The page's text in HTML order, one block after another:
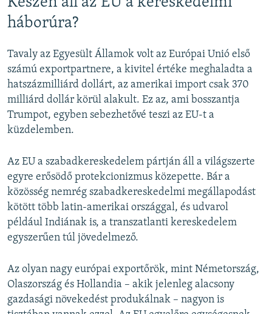
háborúra?
Tavaly az Egyesült Államok volt az Európai Unió első
számú exportpartnere, a kivitel értéke meghaladta a
hatszázmilliárd dollárt, az amerikai import csak 370
milliárd dollár körül alakult. Ez az, ami bosszantja
Trumpot, egyben sebezhetővé teszi az EU-t a
küzdelemben.
Az EU a szabadkereskedelem pártján áll a világszerte
egyre erősödő protekcionizmus közepette. Bár a
közösség nemrég szabadkereskedelmi megállapodást
kötött több latin-amerikai országgal, és udvarol
például Indiának is, a transzatlanti kereskedelem
egyszerűen túl jövedelmező.
Az olyan nagy európai exportőrök, mint Németország,
Olaszország és Hollandia – akik jelenleg alacsony
gazdasági növekedést produkálnak – nagyon is